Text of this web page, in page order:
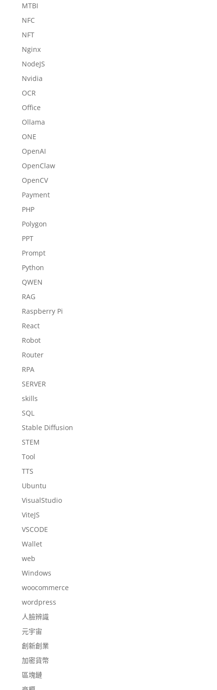
MTBI
NFC
NFT
Nginx
NodeJS
Nvidia
OCR
Office
Ollama
ONE
OpenAI
OpenClaw
OpenCV
Payment
PHP
Polygon
PPT
Prompt
Python
QWEN
RAG
Raspberry Pi
React
Robot
Router
RPA
SERVER
skills
SQL
Stable Diffusion
STEM
Tool
TTS
Ubuntu
VisualStudio
ViteJS
VSCODE
Wallet
web
Windows
woocommerce
wordpress
人臉辨識
元宇宙
創新創業
加密貨幣
區塊鏈